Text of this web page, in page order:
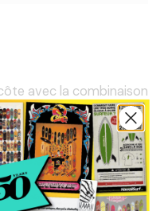
avec la combinaison
et sûre pour vous
aquatiques !